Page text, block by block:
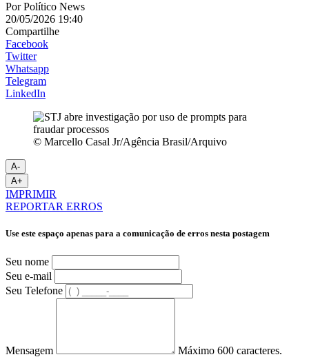
PorPolítico News
20/05/2026 19:40
Compartilhe
Facebook
Twitter
Whatsapp
Telegram
LinkedIn
© Marcello Casal Jr/Agência Brasil/Arquivo
A-
A+
IMPRIMIR
REPORTAR ERROS
Use este espaço apenas para a comunicação de erros nesta postagem
Seu nome
Seu e-mail
Seu Telefone
Mensagem Máximo 600 caracteres.